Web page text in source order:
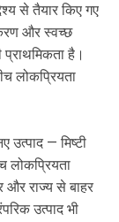
से तैयार किए गए
और स्वच्छ
है।
लोकप्रियता
उत्पाद — मिष्टी
लोकप्रियता
और राज्य से बाहर
उत्पाद भी